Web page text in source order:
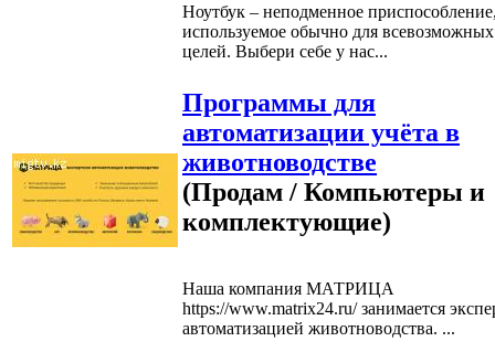
Ноутбук – неподменное
используемое обычно для всевозможных
целей. Выбери себе у нас...
Программы для
автоматизации учёта в
животноводстве
(Продам / Компьютеры и
комплектующие)
Наша компания МАТРИЦА
https://www.matrix24.ru/ занимается
автоматизацией животноводства. ...